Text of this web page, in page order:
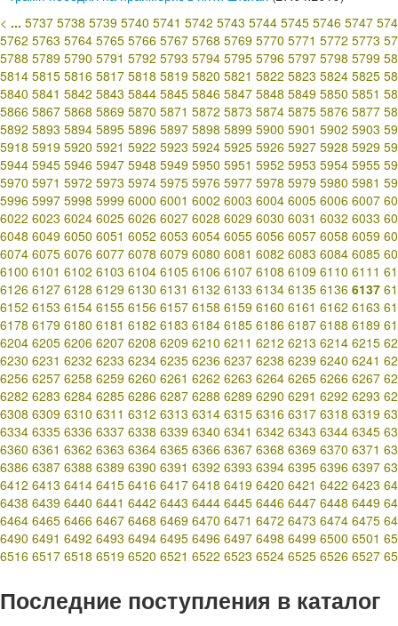
< ... 5737 5738 5739 5740 5741 5742 5743 5744 5745 5746 5747
5762 5763 5764 5765 5766 5767 5768 5769 5770 5771 5772 5773
5788 5789 5790 5791 5792 5793 5794 5795 5796 5797 5798 5799
5814 5815 5816 5817 5818 5819 5820 5821 5822 5823 5824 5825
5840 5841 5842 5843 5844 5845 5846 5847 5848 5849 5850 5851
5866 5867 5868 5869 5870 5871 5872 5873 5874 5875 5876 5877
5892 5893 5894 5895 5896 5897 5898 5899 5900 5901 5902 5903
5918 5919 5920 5921 5922 5923 5924 5925 5926 5927 5928 5929
5944 5945 5946 5947 5948 5949 5950 5951 5952 5953 5954 5955
5970 5971 5972 5973 5974 5975 5976 5977 5978 5979 5980 5981
5996 5997 5998 5999 6000 6001 6002 6003 6004 6005 6006 6007
6022 6023 6024 6025 6026 6027 6028 6029 6030 6031 6032 6033
6048 6049 6050 6051 6052 6053 6054 6055 6056 6057 6058 6059
6074 6075 6076 6077 6078 6079 6080 6081 6082 6083 6084 6085
6100 6101 6102 6103 6104 6105 6106 6107 6108 6109 6110 6111
6126 6127 6128 6129 6130 6131 6132 6133 6134 6135 6136 6137
6152 6153 6154 6155 6156 6157 6158 6159 6160 6161 6162 6163
6178 6179 6180 6181 6182 6183 6184 6185 6186 6187 6188 6189
6204 6205 6206 6207 6208 6209 6210 6211 6212 6213 6214 6215
6230 6231 6232 6233 6234 6235 6236 6237 6238 6239 6240 6241
6256 6257 6258 6259 6260 6261 6262 6263 6264 6265 6266 6267
6282 6283 6284 6285 6286 6287 6288 6289 6290 6291 6292 6293
6308 6309 6310 6311 6312 6313 6314 6315 6316 6317 6318 6319
6334 6335 6336 6337 6338 6339 6340 6341 6342 6343 6344 6345
6360 6361 6362 6363 6364 6365 6366 6367 6368 6369 6370 6371
6386 6387 6388 6389 6390 6391 6392 6393 6394 6395 6396 6397
6412 6413 6414 6415 6416 6417 6418 6419 6420 6421 6422 6423
6438 6439 6440 6441 6442 6443 6444 6445 6446 6447 6448 6449
6464 6465 6466 6467 6468 6469 6470 6471 6472 6473 6474 6475
6490 6491 6492 6493 6494 6495 6496 6497 6498 6499 6500 6501
6516 6517 6518 6519 6520 6521 6522 6523 6524 6525 6526 6527
Последние поступления в каталог